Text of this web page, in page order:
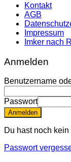
Kontakt
AGB
Impressum
Imker nach
Anmelden
Benutzername
Passwort
Anmelden
Du hast noch
Passwort